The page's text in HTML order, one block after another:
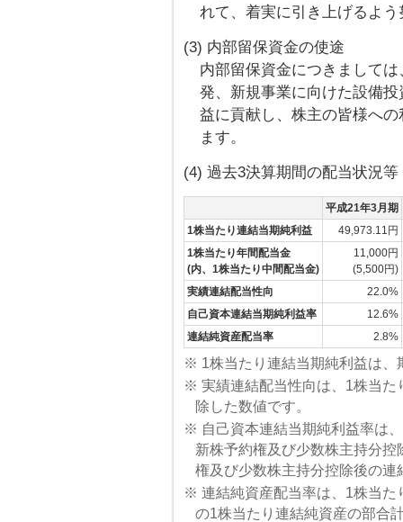
れて、着実に引き上げるよ
(3) 内部留保資金の使途
内部留保資金につきまして
発、新規事業に向けた設備
益に貢献し、株主の皆様へ
ます。
(4) 過去3決算期間の配当状況等
平成21年3月期
1株当たり連結当期純利益
49,973.11円
1株当たり年間配当金
(内、1株当たり中間配当金)
11,000円
(5,500円)
実績連結配当性向
22.0%
自己資本連結当期純利益率
12.6%
連結純資産配当率
2.8%
※ 1株当たり連結当期純利益は、
※ 実績連結配当性向は、1株当た
除した数値です。
※ 自己資本連結当期純利益率は
新株予約権及び少数株主持分
権及び少数株主持分控除後の
※ 連結純資産配当率は、1株当た
の1株当たり連結純資産の部合